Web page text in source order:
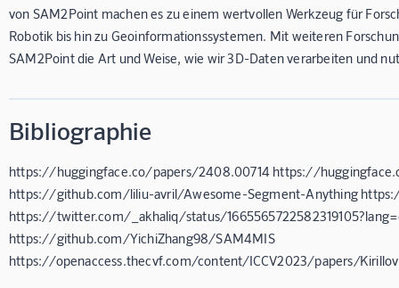
von SAM2Point machen es zu einem wertvollen Werkzeug für
Robotik bis hin zu Geoinformationssystemen. Mit weiteren
SAM2Point die Art und Weise, wie wir 3D-Daten verarbeiten und
Bibliographie
https://huggingface.co/papers/2408.00714 https://
https://github.com/liliu-avril/Awesome-Segment-Anything
https://twitter.com/_akhaliq/status/
https://github.com/YichiZhang98/SAM4MIS
https://openaccess.thecvf.com/content/ICCV2023/papers/